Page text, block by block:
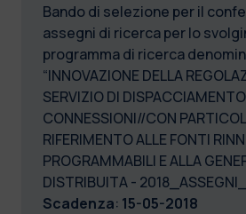
Bando di selezione per il
assegni di ricerca per lo
programma di ricerca
“INNOVAZIONE DELLA
SERVIZIO DI
CONNESSIONI//CON
RIFERIMENTO ALLE FONTI
PROGRAMMABILI E ALLA
DISTRIBUITA -
Scadenza: 15-05-2018